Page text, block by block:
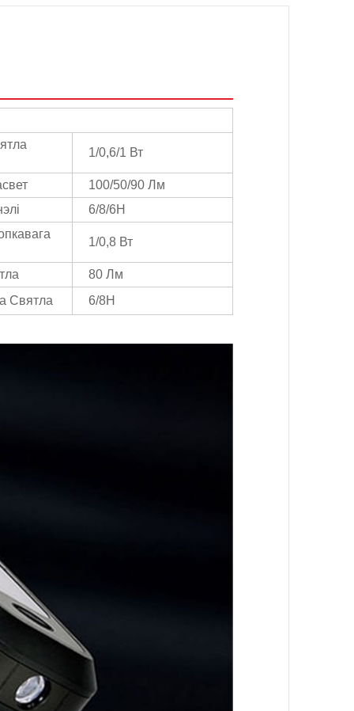
1/0,6/1 Вт
100/50/90 Лм
6/8/6H
1/0,8 Вт
80 Лм
Святла 6/8H